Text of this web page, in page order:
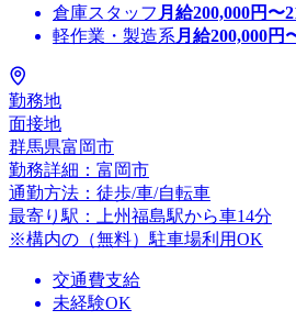
倉庫スタッフ 月給200,000円〜
軽作業・製造系 月給200,000円
勤務地
面接地
群馬県富岡市
勤務詳細：富岡市
通勤方法：徒歩/車/自転車
最寄り駅：上州福島駅から車14分
※構内の（無料）駐車場利用OK
交通費支給
未経験OK